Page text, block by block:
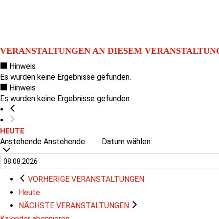
VERANSTALTUNGEN AN DIESEM
Hinweis
Es wurden keine Ergebnisse gefunden.
Hinweis
Es wurden keine Ergebnisse gefunden.
HEUTE
Anstehende Anstehende Datum wählen.
VORHERIGE VERANSTALTUNGEN
Heute
NÄCHSTE VERANSTALTUNGEN